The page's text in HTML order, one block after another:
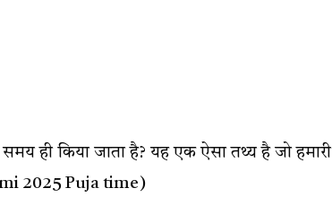
ही किया जाता है? यह एक ऐसा तथ्य है जो हमारी
2025 Puja time)